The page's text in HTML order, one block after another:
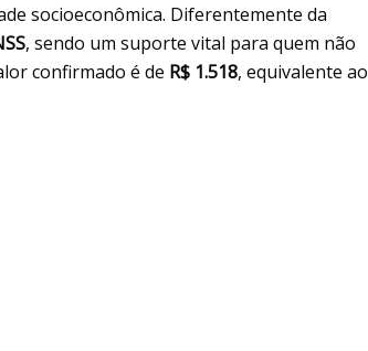
socioeconômica. Diferentemente da
, sendo um suporte vital para quem não
confirmado é de R$ 1.518, equivalente ao